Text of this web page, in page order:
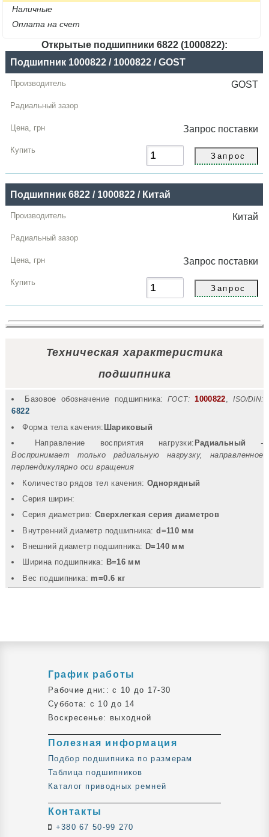
Наличные
Оплата на счет
Открытые подшипники 6822 (1000822):
Название
Производитель
Радиальный
грн
Купить
Подшипник 1000822 / 1000822 / GOST
GOST
Запрос поставки
Подшипник 6822 / 1000822 / Китай
Китай
Запрос поставки
Техническая характеристика
подшипника
Базовое обозначение подшипника: ГОСТ: 1000822,ISO/DIN:
6822
Форма тела качения: Шариковый
Направление восприятия нагрузки: Радиальный
-
Воспринимает только радиальную нагрузку, направленное
перпендикулярно оси вращения
Количество рядов тел качения: Однорядный
Серия ширин:
Серия диаметрив: Сверхлегкая серия диаметров
Внутренний диаметр подшипника:d=110 мм
Внешний диаметр подшипника: D=140 мм
Ширина подшипника: B=16 мм
Вec подшипника: m=0.6 кг
График работы
Рабочие дни:: c 10 до 17-30
Суббота: c 10 до 14
Воскресенье: выходной
Полезная информация
Подбор подшипника по размерам
Таблица подшипников
Каталог приводных ремней
Контакты
+380 67 50-99 270